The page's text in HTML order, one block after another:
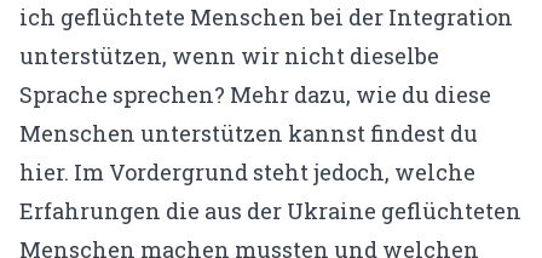
Expertenfinder
Unsere Partner
🗓️ Alle Veranstaltungen
ich geflüchtete Menschen bei der Integration
unterstützen, wenn wir nicht dieselbe
Sprache sprechen? Mehr dazu, wie du diese
Menschen unterstützen kannst findest du
hier. Im Vordergrund steht jedoch, welche
Erfahrungen die aus der Ukraine geflüchteten
Menschen machen mussten und welchen